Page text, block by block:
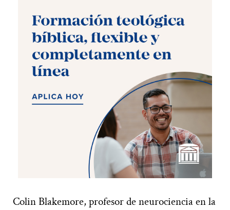
Colin Blakemore, profesor de neurociencia en la